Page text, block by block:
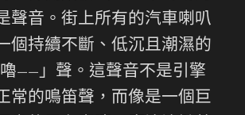
聲音。街上所有的汽車喇叭
個持續不斷、低沉且潮濕的
——」聲。這聲音不是引擎
常的鳴笛聲，而像是一個巨